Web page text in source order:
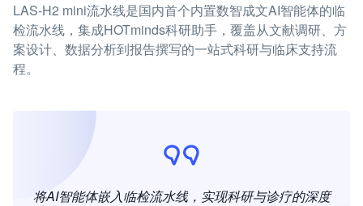
LAS-H2 mini流水线是国内首个内置数智成文AI智能体的临
检流水线，集成HOTminds科研助手，覆盖从文献调研、方
案设计、数据分析到报告撰写的一站式科研与临床支持流
程。
将AI智能体嵌入临检流水线，实现科研与诊疗的深度